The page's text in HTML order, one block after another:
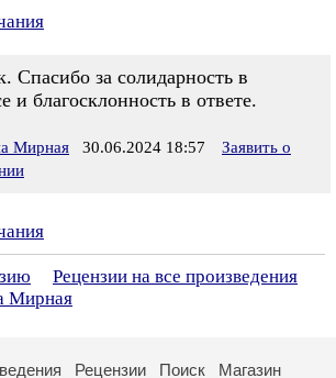
Спасибо за солидарность в
и благосклонность в ответе.
Мирная 30.06.2024 18:57
Заявить о
Рецензии на все произведения
Мирная
Рецензии Поиск
Магазин